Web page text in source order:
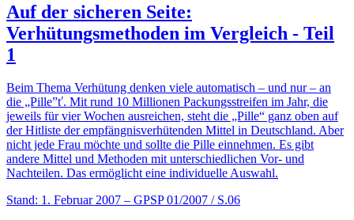
Auf der sicheren Seite:
Verhütungsmethoden im Vergleich - Teil
1
Beim Thema Verhütung denken viele automatisch – und nur – an
die „Pille”ť. Mit rund 10 Millionen Packungsstreifen im Jahr, die
jeweils für vier Wochen ausreichen, steht die „Pille“ ganz oben auf
der Hitliste der empfängnisverhütenden Mittel in Deutschland. Aber
nicht jede Frau möchte und sollte die Pille einnehmen. Es gibt
andere Mittel und Methoden mit unterschiedlichen Vor- und
Nachteilen. Das ermöglicht eine individuelle Auswahl.
Stand: 1. Februar 2007 – GPSP 01/2007 / S.06